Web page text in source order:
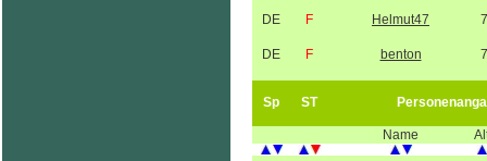
DE F Helmut47
DE F benton
Sp ST
Name